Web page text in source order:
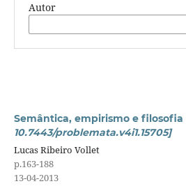
Autor
Semântica, empirismo e filosofia
10.7443/problemata.v4i1.15705]
Lucas Ribeiro Vollet
p.163-188
13-04-2013